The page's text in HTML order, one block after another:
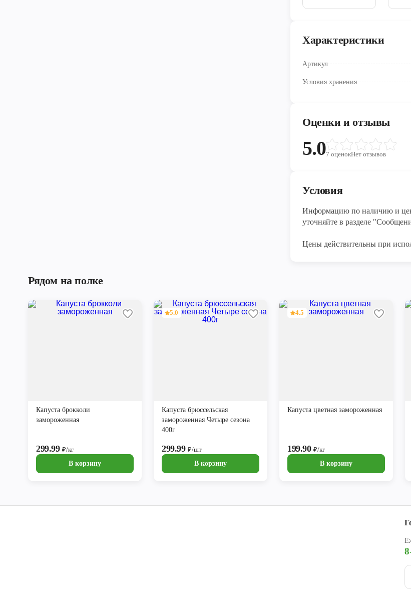
Характеристики
Артикул
Условия хранения
Оценки и отзывы
5.07 оценокНет отзывов
Условия
Информацию по наличию и
уточняйте в разделе
Цены действительны при
Рядом на полке
Капуста брокколи
замороженная
299.99₽/кг
В корзину
5.0
Капуста брюссельская
замороженная Четыре сезона
400г
299.99₽/шт
В корзину
4.5
Капуста цветная замороженная
199.90₽/кг
В корзину